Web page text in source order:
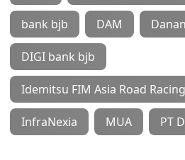
bank bjb DAM
DIGI bank bjb
Idemitsu FIM Asia Road
InfraNexia MUA PT